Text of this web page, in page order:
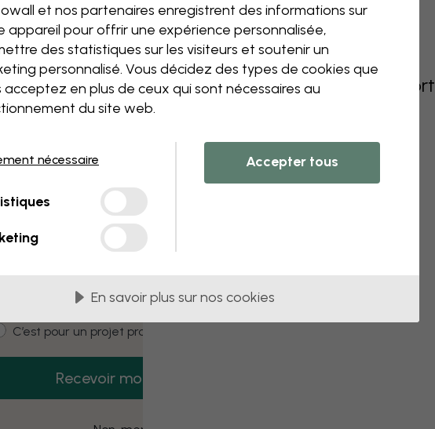
bébé Bureau Chambre ado Plafond
this component. Please contact customer
3 échantillons offerts
Recevez 3 échantillons gratuits dès
aujourd’hui.
type
C’est pour un projet pro
Recevoir mon code
et nos partenaires enregistrent des informations sur
appareil pour offrir une expérience personnalisée,
des statistiques sur les visiteurs et soutenir un
personnalisé. Vous décidez des types de cookies que
acceptez en plus de ceux qui sont nécessaires au
du site web.
nécessaire Accepter tous
En savoir plus sur nos cookies